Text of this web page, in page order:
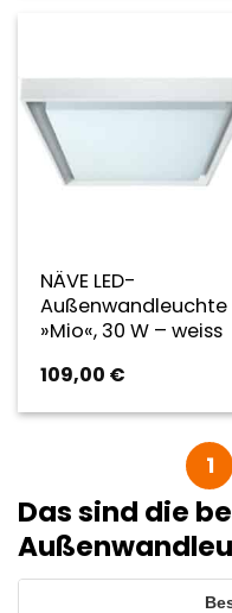
NÄVE LED-
Außenwandleuchte
»Mio«, 30 W – weiss
109,00 €
1
Das sind die